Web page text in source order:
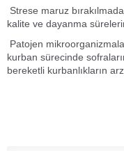
Strese maruz
kalite ve dayanma
Patojen
kurban sürecinde
bereketli kurbanlıkların